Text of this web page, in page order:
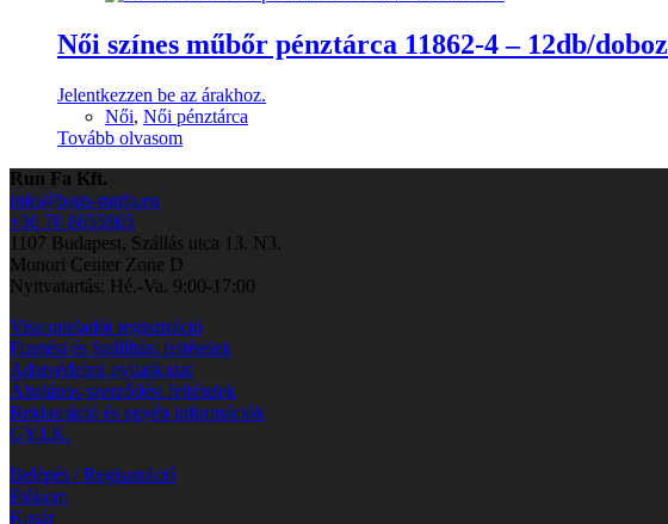
Női színes műbőr pénztárca 11862-4 – 12db/doboz
Jelentkezzen be az árakhoz.
Női, Női pénztárca
Tovább olvasom
Run Fa Kft.
info@bags-runfa.eu
+36 70 8855905
1107 Budapest, Szállás utca 13. N3.
Monori Center Zone D
Nyitvatartás: Hé.-Va. 9:00-17:00
Viszonteladói regisztráció
Fizetési és Szállítási feltételek
Adatvédelmi nyilatkozat
Általános szerződési feltételek
Reklamáció és egyéb információk
GY.I.K.
Belépés / Regisztráció
Fiókom
Kosár